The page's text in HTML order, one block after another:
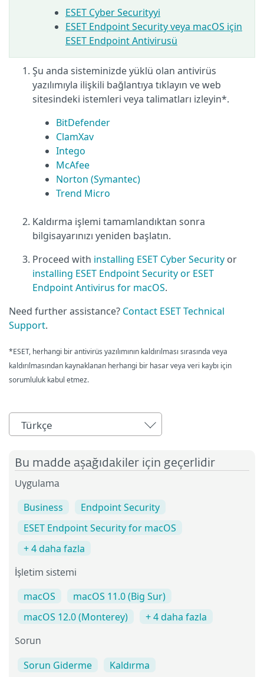
ESET Cyber Securityyi
ESET Endpoint Security veya macOS için
ESET Endpoint Antivirusü
Şu anda sisteminizde yüklü olan antivirüs
yazılımıyla ilişkili bağlantıya tıklayın ve web
sitesindeki istemleri veya talimatları izleyin*.
BitDefender
ClamXav
Intego
McAfee
Norton (Symantec)
Trend Micro
Kaldırma işlemi tamamlandıktan sonra
bilgisayarınızı yeniden başlatın.
Proceed with installing ESET Cyber Security or
installing ESET Endpoint Security or ESET
Endpoint Antivirus for macOS.
Need further assistance? Contact ESET Technical
Support.
*ESET, herhangi bir antivirüs yazılımının kaldırılması sırasında veya
kaldırılmasından kaynaklanan herhangi bir hasar veya veri kaybı için
sorumluluk kabul etmez.
Türkçe
Bu madde aşağıdakiler için geçerlidir
Uygulama
Business
Endpoint Security
ESET Endpoint Security for macOS
+ 4 daha fazla
İşletim sistemi
macOS
macOS 11.0 (Big Sur)
macOS 12.0 (Monterey)
+ 4 daha fazla
Sorun
Sorun Giderme Kaldırma